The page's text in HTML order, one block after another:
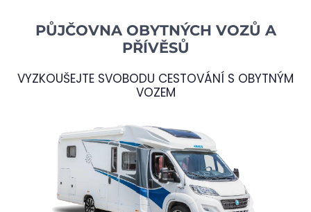
PŮJČOVNA OBYTNÝCH VOZŮ A
PŘÍVĚSŮ
VYZKOUŠEJTE SVOBODU CESTOVÁNÍ S OBYTNÝM
VOZEM